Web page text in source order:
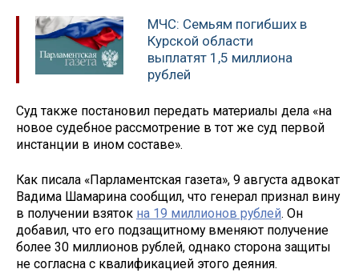
МЧС: Семьям погибших в
Курской области
выплатят 1,5 миллиона
рублей
Суд также постановил передать материалы дела «на
новое судебное рассмотрение в тот же суд первой
инстанции в ином составе».
Как писала «Парламентская газета», 9 августа адвокат
Вадима Шамарина сообщил, что генерал признал вину
в получении взяток на 19 миллионов рублей. Он
добавил, что его подзащитному вменяют получение
более 30 миллионов рублей, однако сторона защиты
не согласна с квалификацией этого деяния.